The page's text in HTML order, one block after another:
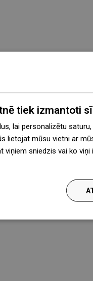
tiek izmantoti
lai personalizētu
lietojat mūsu vietni ar
viņiem sniedzis vai ko